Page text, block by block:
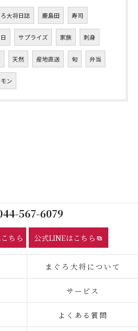
大将日誌 鹿島田 寿司
サプライズ 家族 刺身
天然 産地直送 旬 弁当
ン
567-6079
ちら 公式LINEはこちら
まぐろ大将について
サービス
よくある質問